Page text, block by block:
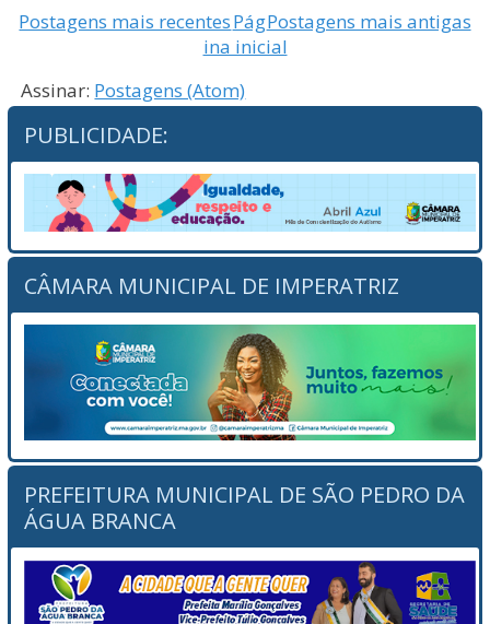
Postagens mais recentes Postagens mais antigas
Pág
ina inicial
Assinar: Postagens (Atom)
PUBLICIDADE:
CÂMARA MUNICIPAL DE IMPERATRIZ
PREFEITURA MUNICIPAL DE SÃO PEDRO DA
ÁGUA BRANCA